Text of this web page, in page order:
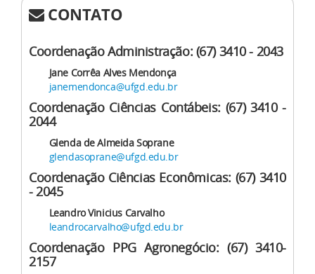
CONTATO
Coordenação Administração: (67) 3410 - 2043
Jane Corrêa Alves Mendonça
janemendonca@ufgd.edu.br
Coordenação Ciências Contábeis: (67) 3410 -
2044
Glenda de Almeida Soprane
glendasoprane@ufgd.edu.br
Coordenação Ciências Econômicas: (67) 3410
- 2045
Leandro Vinicius Carvalho
leandrocarvalho@ufgd.edu.br
Coordenação PPG Agronegócio: (67) 3410-
2157